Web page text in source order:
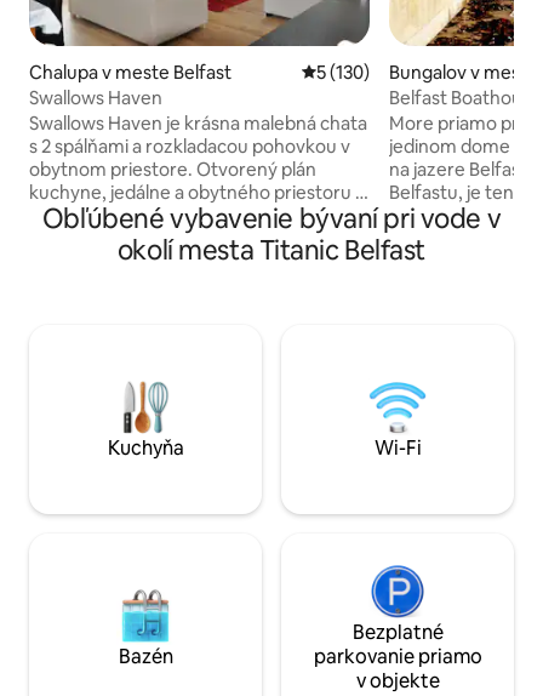
Chalupa v meste Belfast Priemerné ohodnotenie 5 z
5 (130)
Swallows Haven
Swallows Haven je krásna malebná chata
s 2 spálňami a rozkladacou pohovkou v
obytnom priestore. Otvorený plán
kuchyne, jedálne a obytného priestoru s
krbom. Moderná kuchyňa s elektrickým
sporákom, ventilátorovou rúrou,
rýchlovarnou kanvicou, hriankovačom,
s práčkou a sušičkou, úložný priestor.
Svetlá kúpeľňa so sprchovacím kútom a
luxusnou posteľnou bielizňou, šatník,
Bungalov v
abbey
Belfast
More priamo pred
jedinom dome
na jazere Belfast
Belfastu, je ten najlepší!
psov. 10 minút chôdze od King's
Coronation Garden. 15 minút do
Belfastu. Tiché, praktické ubytovanie so
vonkajším posedením.
nevyhnutné. 3
lekárne/
Užite si tichý a
Obľúbené vybavenie bývaní pri vode v
okolí mesta Titanic Belfast
Kuchyňa Wi-Fi
Bazén
Bezplatné
parkovanie priamo
v objekte